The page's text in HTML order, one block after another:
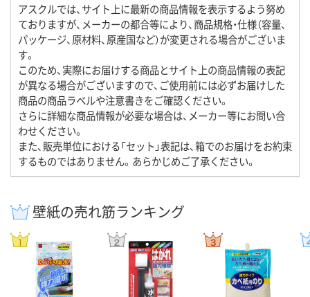
アスクルでは、サイト上に最新の商品情報を表示するよう努め
ておりますが、メーカーの都合等により、商品規格・仕様（容量、
パッケージ、原材料、原産国など）が変更される場合がございま
す。
このため、実際にお届けする商品とサイト上の商品情報の表記
が異なる場合がございますので、ご使用前には必ずお届けした
商品の商品ラベルや注意書きをご確認ください。
さらに詳細な商品情報が必要な場合は、メーカー等にお問い合
わせください。
また、販売単位における「セット」表記は、箱でのお届けをお約束
するものではありません。あらかじめご了承ください。
壁紙の売れ筋ランキング